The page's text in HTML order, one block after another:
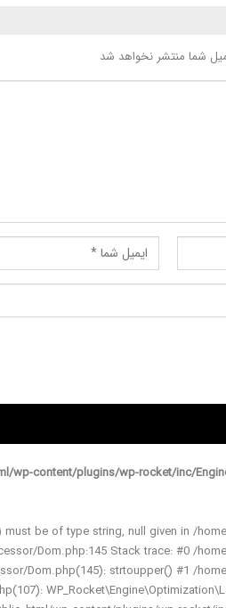
شما منتشر نخواهد شد
content/plugins/wp-rocket/inc/
must be of type string, null given in /
Dom.php:145 Stack trace: #0 /
Dom.php(145): strtoupper() #1 /